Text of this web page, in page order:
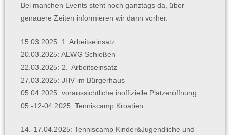
Bei manchen Events steht noch ganztags da, über
genauere Zeiten informieren wir dann vorher.
15.03.2025: 1. Arbeitseinsatz
20.03.2025: AEWG Schießen
22.03.2025: 2. Arbeitseinsatz
27.03.2025: JHV im Bürgerhaus
05.04.2025: voraussichtliche inoffizielle Platzeröffnung
05.-12-04.2025: Tenniscamp Kroatien
14.-17.04.2025: Tenniscamp Kinder&Jugendliche und